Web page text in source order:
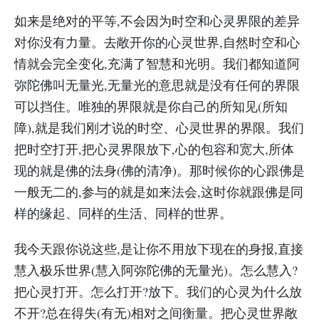
如来是绝对的平等,不会因为时空和心灵界限的差异
对你没有力量。去敞开你的心灵世界,自然时空和心
情就会完全变化,充满了智慧和光明。我们都知道阿
弥陀佛叫无量光,无量光的意思就是没有任何的界限
可以挡住。唯独的界限就是你自己的所知见(所知
障),就是我们刚才说的时空、心灵世界的界限。我们
把时空打开,把心灵界限放下,心的包容和宽大,所体
现的就是佛的法身(佛的清净)。那时候你的心跟佛是
一般无二的,参与的就是如来法会,这时你就跟佛是同
样的缘起、同样的生活、同样的世界。
我今天跟你说这些,是让你不用放下现在的身报,直接
慧入极乐世界(慧入阿弥陀佛的无量光)。怎么慧入?
把心灵打开。怎么打开?放下。我们的心灵为什么放
不开?总在得失(有无)相对之间衡量。把心灵世界敞